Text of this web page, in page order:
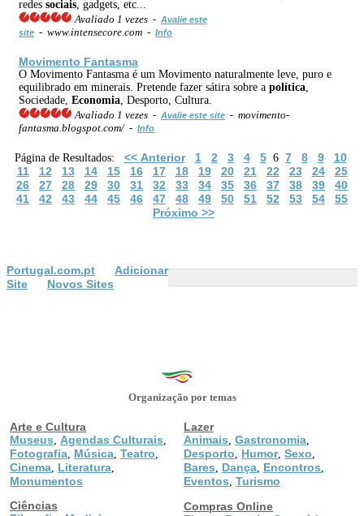
redes sociais , gadgets, etc...
Avaliado 1 vezes - Avalie este
site - www.intensecore.com - Info
Movimento Fantasma
O Movimento Fantasma é um Movimento naturalmente leve, puro e
equilibrado em minerais. Pretende fazer sátira sobre a política
Sociedade, Economia , Desporto, Cultura.
Avaliado 1 vezes - Avalie este site - movimento-
fantasma.blogspot.com/ - Info
Página de Resultados: << Anterior 1 2 3 4 56 7 8 9
10
11
12 13 14 15 16 17 18 19 20 21 22 23 24
25
26
27 28 29 30 31 32 33 34 35 36 37 38 39
40
41
42 43 44 45 46 47 48 49 50 51 52 53 54
55
Próximo >>
Portugal.com.pt
Adicionar
Site
Novos Sites
Organização por temas
Arte e Cultura
Museus
Agendas Culturais
Fotografia Música Teatro
Cinema Literatura
Monumentos
Ciências
Lazer
Animais Gastronomia
Desporto Humor, Sexo
Bares Dança Encontros
Eventos Turismo
Compras Online